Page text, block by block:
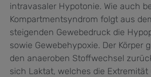
intravasaler Hypotonie. Wie auch
Kompartmentsyndrom folgt aus
steigenden Gewebedruck die
sowie Gewebehypoxie. Der Körper
den anaeroben Stoffwechsel
sich Laktat, welches die Extremität